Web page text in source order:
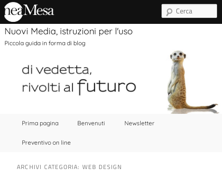
Nuovi Media, istruzioni per l'uso
Piccola guida in forma di blog
Menu principaleVai al contenuto principale
Vai al contenuto secondario
Prima pagina Benvenuti Newsletter
Preventivo on line
ARCHIVI CATEGORIA: WEB DESIGN